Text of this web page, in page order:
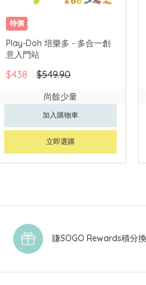
特價
Play-Doh 培樂多 - 多合一創
意入門站
$438 $549.90
尚餘少量
加入購物車
立即選購
賺SOGO Rewards積分